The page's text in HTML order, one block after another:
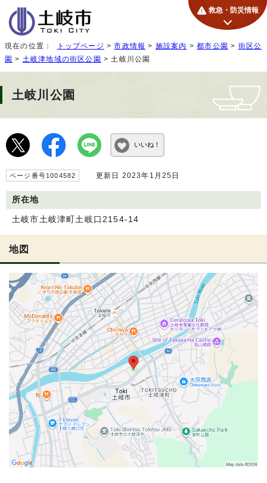
救急・防災情報
現在の位置： トップページ >市政情報 > 施設案内 >都市公園 > 街区公
園 > 土岐津地域の街区公園 > 土岐川公園
土岐川公園
いいね！
ページ番号1004582 更新日 2023年1月25日
所在地
土岐市土岐津町土岐口2154-14
地図